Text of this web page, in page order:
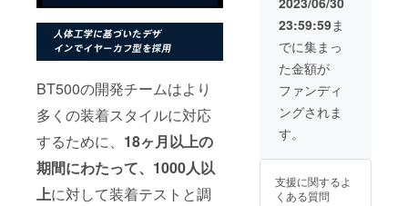
BT500の開発チームはより
多くの装着スタイルに対応
するために、 18ヶ月以上の
期間にわたって、1000人以
上に対して装着テストと調
ホワイ
トとブ
ラック
※お届け
日より
6ヶ月
間、起
案者に
けられ
ます。
23:59:59ま
でに集まっ
た金額が
ファンディ
ングされま
す。
支援に関するよ
くある質問